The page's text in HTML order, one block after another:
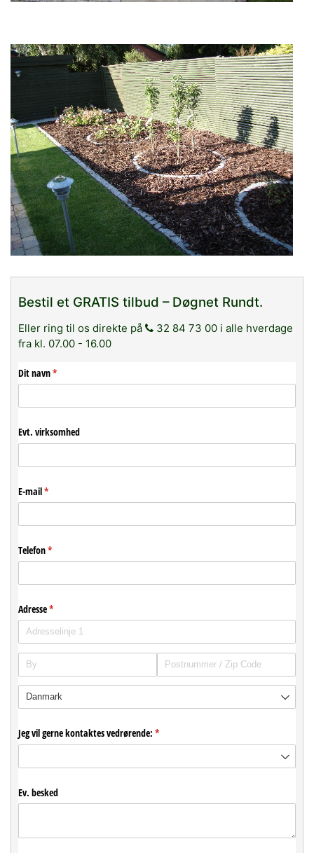
Bestil et GRATIS tilbud – Døgnet Rundt.
Eller ring til os direkte på
32 84 73 00 i alle hverdage
fra kl. 07.00 - 16.00
Dit navn*
(påkrævet)
Evt. virksomhed
E-mail*
(påkrævet)
Telefon*
(påkrævet)
Adresse*
(påkrævet)
Jeg vil gerne kontaktes vedrørende: *
(påkrævet)
Ev. besked